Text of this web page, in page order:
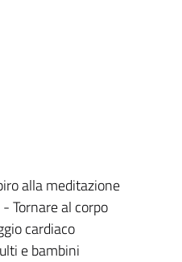
alla meditazione
Tornare al corpo
cardiaco
e bambini